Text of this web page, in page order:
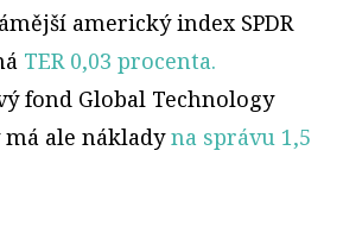
americký index SPDR
TER 0,03 procenta.
fond Global Technology
ale nákladyna správu 1,5